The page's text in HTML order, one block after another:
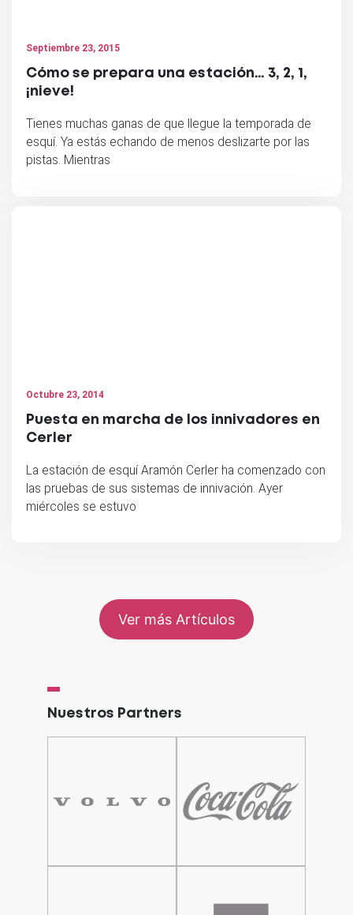
Septiembre 23, 2015
Cómo se prepara una estación… 3, 2, 1,
¡nieve!
Tienes muchas ganas de que llegue la temporada de
esquí. Ya estás echando de menos deslizarte por las
pistas. Mientras
Octubre 23, 2014
Puesta en marcha de los innivadores en
Cerler
La estación de esquí Aramón Cerler ha comenzado con
las pruebas de sus sistemas de innivación. Ayer
miércoles se estuvo
Ver más Artículos
Nuestros Partners